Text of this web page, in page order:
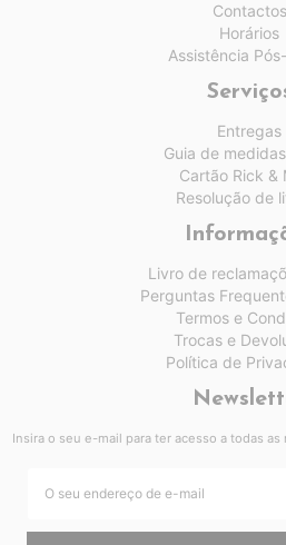
Contactos
Horários
Assistência
Entregas
Guia de
Cartão Rick &
Resolução de
Livro de
Perguntas
Termos e
Trocas e
Política de
Insira o seu e-mail para ter acesso a todas